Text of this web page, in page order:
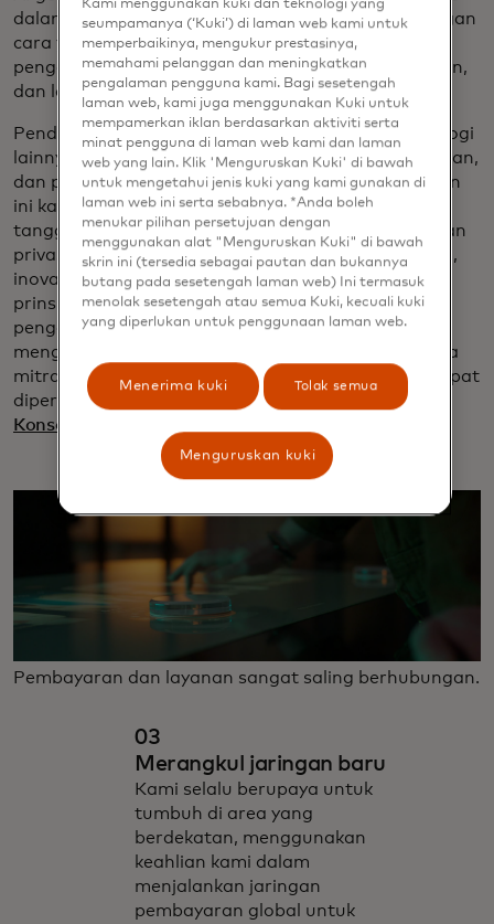
dalam lebih banyak lagi hal yang kami lakukan dengan
cara yang berprinsip untuk membuat setiap
pengalaman digital menjadi lebih cerdas, lebih aman,
dan lebih personal.
Pendekatan kami terhadap AI sama dengan teknologi
lainnya - kami berfokus pada kepercayaan, keamanan,
dan perlindungan konsumen. Itulah sebabnya tahun
ini kami terus mengembangkan prinsip-prinsip
tanggung jawab data dan teknologi - keamanan dan
privasi, transparansi, akuntabilitas, keadilan, inklusi,
inovasi, dampak sosial - untuk memastikan prinsip-
prinsip tersebut tetap relevan dan menjadi pagar
pengaman yang berharga. Dan kami
menggunakannya untuk berkolaborasi dengan para
mitra dan membantu membentuk standar yang dapat
dipercaya di seluruh industri, termasuk melalui
Konsorsium Institut Keselamatan AI AS.
Pembayaran dan layanan sangat saling berhubungan.
03
Merangkul jaringan baru
Kami selalu berupaya untuk
tumbuh di area yang
berdekatan, menggunakan
keahlian kami dalam
menjalankan jaringan
pembayaran global untuk
Kami menggunakan kuki dan teknologi yang
seumpamanya (‘Kuki’) di laman web kami untuk
memperbaikinya, mengukur prestasinya,
memahami pelanggan dan meningkatkan
pengalaman pengguna kami. Bagi sesetengah
laman web, kami juga menggunakan Kuki untuk
mempamerkan iklan berdasarkan aktiviti serta
minat pengguna di laman web kami dan laman
web yang lain. Klik 'Menguruskan Kuki' di bawah
untuk mengetahui jenis kuki yang kami gunakan di
laman web ini serta sebabnya. *Anda boleh
menukar pilihan persetujuan dengan
menggunakan alat "Menguruskan Kuki" di bawah
skrin ini (tersedia sebagai pautan dan bukannya
butang pada sesetengah laman web) Ini termasuk
menolak sesetengah atau semua Kuki, kecuali kuki
yang diperlukan untuk penggunaan laman web.
Menerima kuki Tolak semua
Menguruskan kuki